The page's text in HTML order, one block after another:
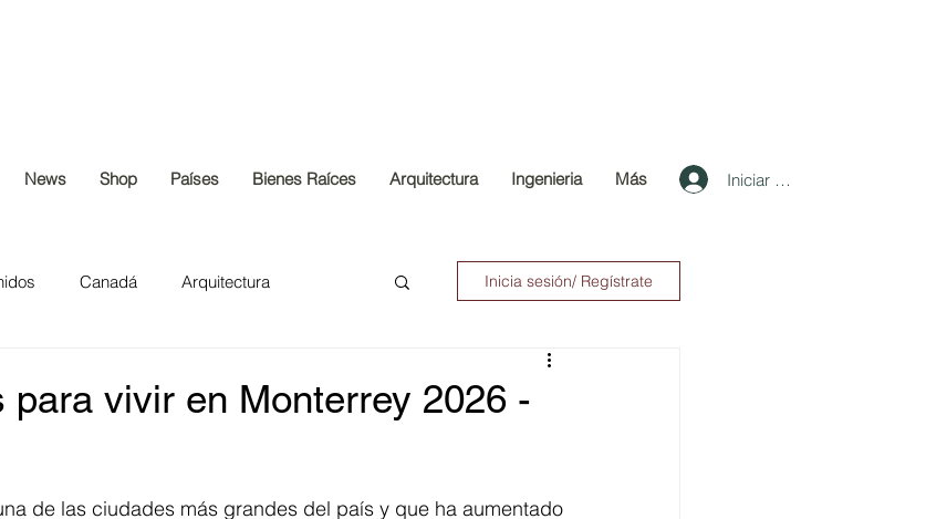
News Shop Países Bienes Raíces Arquitectura Ingenieria Más Iniciar sesión
Canadá Arquitectura Inicia sesión/ Regístrate
para vivir en Monterrey 2026 -
de las ciudades más grandes del país y que ha aumentado